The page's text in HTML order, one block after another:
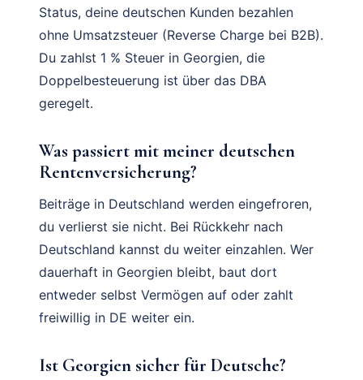
Status, deine deutschen Kunden bezahlen
ohne Umsatzsteuer (Reverse Charge bei B2B).
Du zahlst 1 % Steuer in Georgien, die
Doppelbesteuerung ist über das DBA
geregelt.
Was passiert mit meiner deutschen
Rentenversicherung?
Beiträge in Deutschland werden eingefroren,
du verlierst sie nicht. Bei Rückkehr nach
Deutschland kannst du weiter einzahlen. Wer
dauerhaft in Georgien bleibt, baut dort
entweder selbst Vermögen auf oder zahlt
freiwillig in DE weiter ein.
Ist Georgien sicher für Deutsche?